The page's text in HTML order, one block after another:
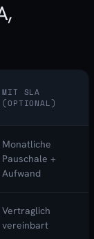
MIT SLA
(OPTIONAL)
Monatliche
Pauschale +
Aufwand
Vertraglich
vereinbart